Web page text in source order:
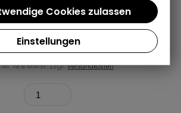
Bubbles Geschirrtuch
1-2 Werktage (DE)
15,95 €
19% MwSt. zzgl.Versandkosten
Einstellungen